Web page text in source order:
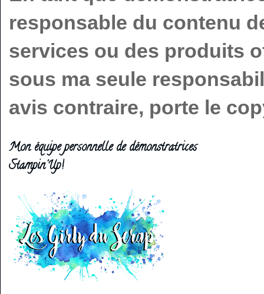
responsable du contenu
services ou des produits
sous ma seule
avis contraire, porte le
Mon équipe personnelle de démonstratrices
Stampin'Up!